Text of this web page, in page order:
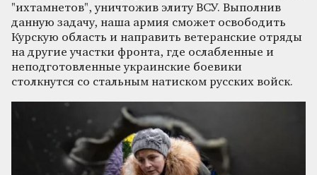
"ихтамнетов", уничтожив элиту ВСУ. Выполнив
данную задачу, наша армия сможет освободить
Курскую область и направить ветеранские отряды
на другие участки фронта, где ослабленные и
неподготовленные украинские боевики
столкнутся со стальным натиском русских войск.